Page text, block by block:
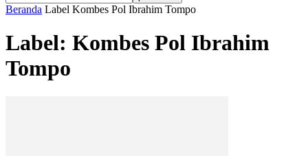
Beranda Label Kombes Pol Ibrahim Tompo
Label: Kombes Pol Ibrahim
Tompo